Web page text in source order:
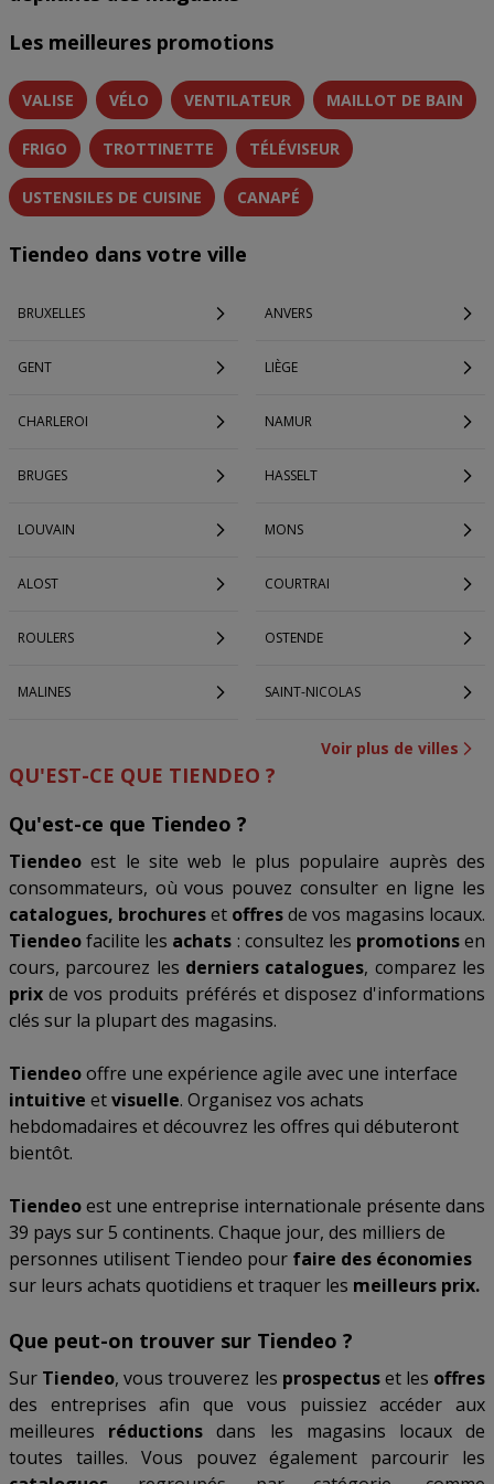
Les meilleures promotions
VALISE VÉLO VENTILATEUR MAILLOT DE BAIN
FRIGO TROTTINETTE TÉLÉVISEUR
USTENSILES DE CUISINE CANAPÉ
Tiendeo dans votre ville
BRUXELLES ANVERS
GENT LIÈGE
CHARLEROI NAMUR
BRUGES HASSELT
LOUVAIN MONS
ALOST COURTRAI
ROULERS OSTENDE
MALINES SAINT-NICOLAS
Voir plus de villes
QU'EST-CE QUE TIENDEO ?
Qu'est-ce que Tiendeo ?
Tiendeo est le site web le plus populaire auprès des
consommateurs, où vous pouvez consulter en ligne les
catalogues, brochureset offresde vos magasins locaux.
Tiendeofacilite les achats : consultez les promotionsen
cours, parcourez les derniers catalogues, comparez les
prix de vos produits préférés et disposez d'informations
clés sur la plupart des magasins.
Tiendeooffre une expérience agile avec une interface
intuitive etvisuelle. Organisez vos achats
hebdomadaires et découvrez les offres qui débuteront
bientôt.
Tiendeoest une entreprise internationale présente dans
39 pays sur 5 continents. Chaque jour, des milliers de
personnes utilisent Tiendeo pour faire des économies
sur leurs achats quotidiens et traquer les meilleurs prix.
Que peut-on trouver sur Tiendeo ?
Sur Tiendeo, vous trouverez les prospectuset les offres
des entreprises afin que vous puissiez accéder aux
meilleures réductions dans les magasins locaux de
toutes tailles. Vous pouvez également parcourir les